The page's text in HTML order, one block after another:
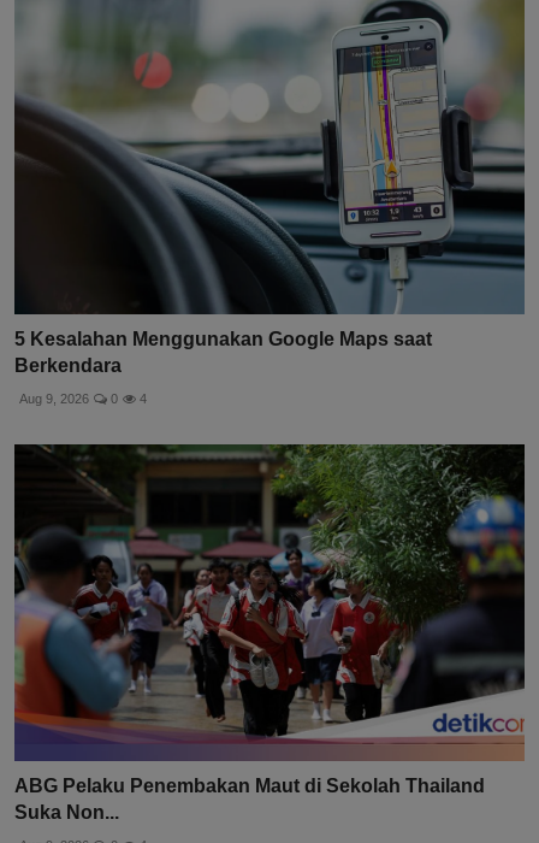
5 Kesalahan Menggunakan Google Maps saat
Berkendara
Aug 9, 2026 0 4
ABG Pelaku Penembakan Maut di Sekolah Thailand
Suka Non...